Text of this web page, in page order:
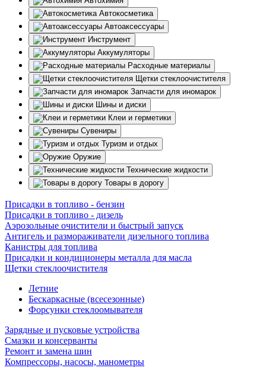
Автокосметика
Автоаксессуары
Инструмент
Аккумуляторы
Расходные материалы
Щетки стеклоочистителя
Запчасти для иномарок
Шины и диски
Клеи и герметики
Сувениры
Туризм и отдых
Оружие
Технические жидкости
Товары в дорогу
Присадки в топливо - бензин
Присадки в топливо - дизель
Аэрозольные очистители и быстрый запуск
Антигель и размораживатели дизельного топлива
Канистры для топлива
Присадки и кондиционеры металла для масла
Щетки стеклоочистителя
Летние
Бескаркасные (всесезонные)
Форсунки стеклоомывателя
Зарядные и пусковые устройства
Смазки и консерванты
Ремонт и замена шин
Компрессоры, насосы, манометры